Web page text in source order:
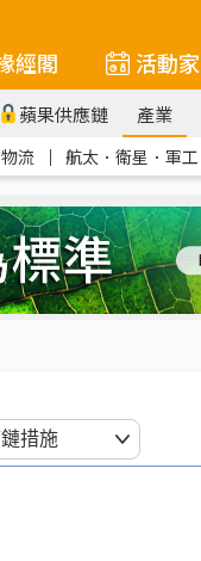
經閣 活動家
蘋果供應鏈 產業
流 ｜ 航太．衛星．軍工